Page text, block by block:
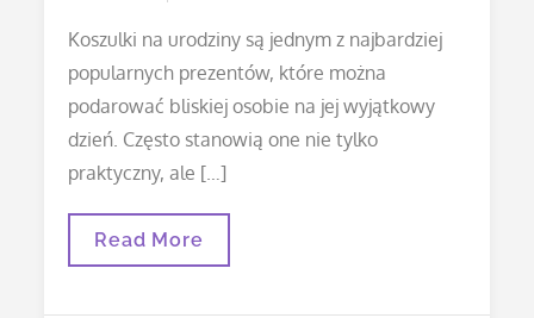
Koszulki na urodziny są jednym z najbardziej
popularnych prezentów, które można
podarować bliskiej osobie na jej wyjątkowy
dzień. Często stanowią one nie tylko
praktyczny, ale […]
Koszulka
Read More